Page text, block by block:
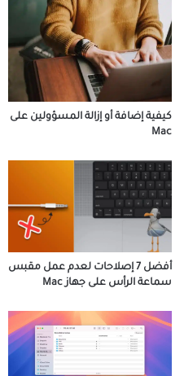
كيفية إضافة أو إزالة المسؤولين على
Mac
أفضل 7 إصلاحات لعدم عمل مقبس
سماعة الرأس على جهاز Mac